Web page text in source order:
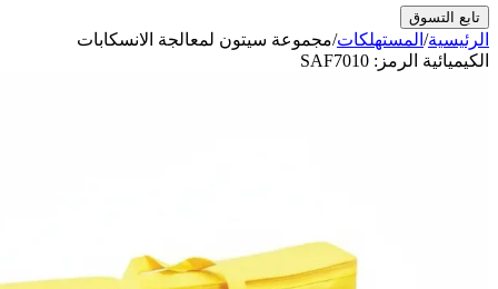
تابع التسوق
الرئيسية/المستهلكات/مجموعة سيتون لمعالجة الانسكابات
الكيميائية الرمز: SAF7010